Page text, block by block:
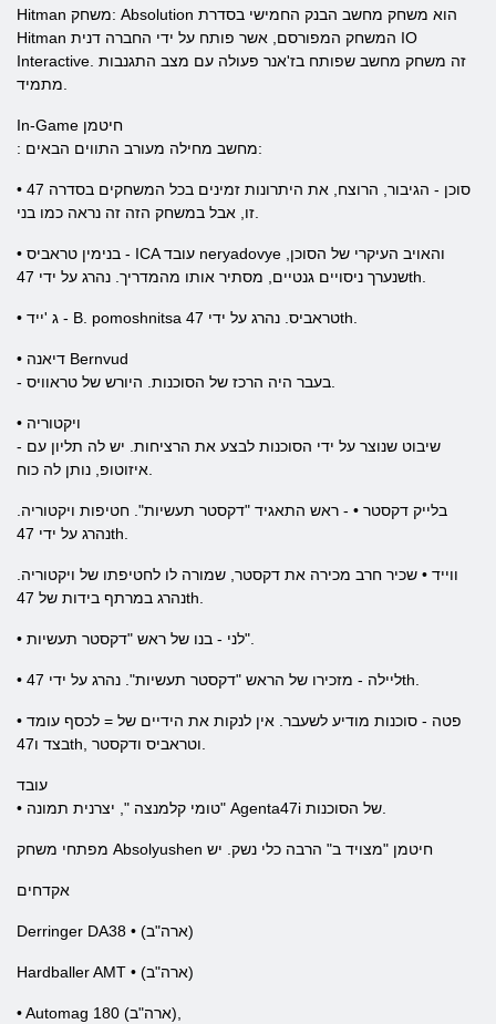
Hitman משחק: Absolution הוא משחק מחשב הבנק החמישי בסדרת
Hitman המשחק המפורסם, אשר פותח על ידי החברה דנית IO
Interactive. זה משחק מחשב שפותח בז'אנר פעולה עם מצב התגנבות
In-Game חיטמן
: מחשב מחילה מעורב התווים הבאים:
• 47 סוכן - הגיבור, הרוצח, את היתרונות זמינים בכל המשחקים בסדרה
• בנימין טראביס - ICA עובד neryadovye והאויב העיקרי של הסוכן,
שנערך ניסויים גנטיים, מסתיר אותו מהמדריך. נהרג על ידי 47th.
• ג 'ייד - B. pomoshnitsa טראביס. נהרג על ידי 47th.
• דיאנה Bernvud
• ויקטוריה
- שיבוט שנוצר על ידי הסוכנות לבצע את הרציחות. יש לה תליון עם
בלייק דקסטר • - ראש התאגיד "דקסטר תעשיות". חטיפות ויקטוריה.
נהרג על ידי 47th.
ווייד • שכיר חרב מכירה את דקסטר, שמורה לו לחטיפתו של ויקטוריה.
נהרג במרתף בידות של 47th.
• לני - בנו של ראש "דקסטר תעשיות".
• ליילה - מזכירו של הראש "דקסטר תעשיות". נהרג על ידי 47th.
• פטה - סוכנות מודיע לשעבר. אין לנקות את הידיים של = לכסף עומד
עובד
מפתחי משחק Absolyushen חיטמן "מצויד ב" הרבה כלי נשק. יש
אקדחים
Derringer DA38 • (ארה"ב)
Hardballer AMT • (ארה"ב)
• Automag 180 (ארה"ב),